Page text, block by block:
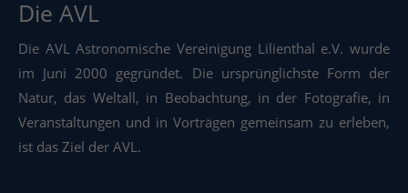
Die AVL
Die AVL Astronomische Vereinigung Lilienthal e.V. wurde
im Juni 2000 gegründet. Die ursprünglichste Form der
Natur, das Weltall, in Beobachtung, in der Fotografie, in
Veranstaltungen und in Vorträgen gemeinsam zu erleben,
ist das Ziel der AVL.